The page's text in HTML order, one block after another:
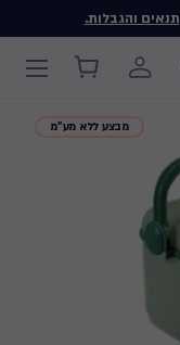
תנאים והגבלות.
מבצע ללא מע"מ